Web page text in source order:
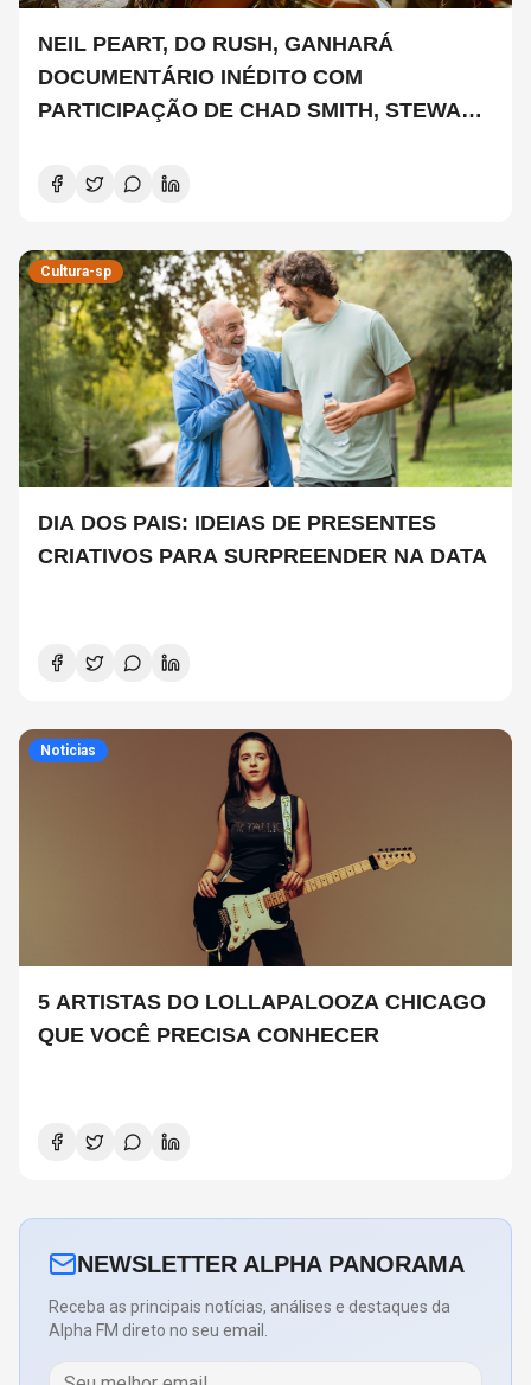
NEIL PEART, DO RUSH, GANHARÁ
DOCUMENTÁRIO INÉDITO COM
PARTICIPAÇÃO DE CHAD SMITH, STEWART
Cultura-sp
DIA DOS PAIS: IDEIAS DE PRESENTES
CRIATIVOS PARA SURPREENDER NA DATA
Noticias
5 ARTISTAS DO LOLLAPALOOZA CHICAGO
QUE VOCÊ PRECISA CONHECER
NEWSLETTER ALPHA PANORAMA
Receba as principais notícias, análises e destaques da
Alpha FM direto no seu email.